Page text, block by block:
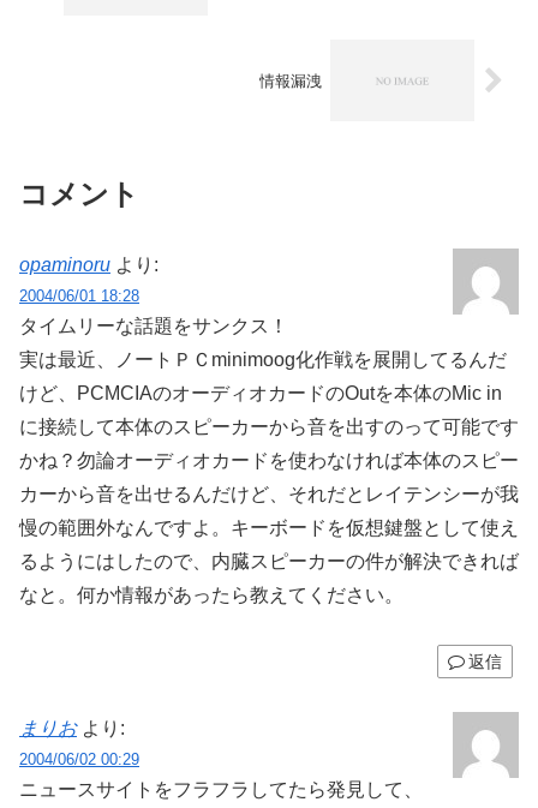
情報漏洩
コメント
opaminoru より:
2004/06/01 18:28
タイムリーな話題をサンクス！
実は最近、ノートＰＣminimoog化作戦を展開してるんだ
けど、PCMCIAのオーディオカードのOutを本体のMic in
に接続して本体のスピーカーから音を出すのって可能です
かね？勿論オーディオカードを使わなければ本体のスピー
カーから音を出せるんだけど、それだとレイテンシーが我
慢の範囲外なんですよ。キーボードを仮想鍵盤として使え
るようにはしたので、内臓スピーカーの件が解決できれば
なと。何か情報があったら教えてください。
返信
まりお より:
2004/06/02 00:29
ニュースサイトをフラフラしてたら発見して、